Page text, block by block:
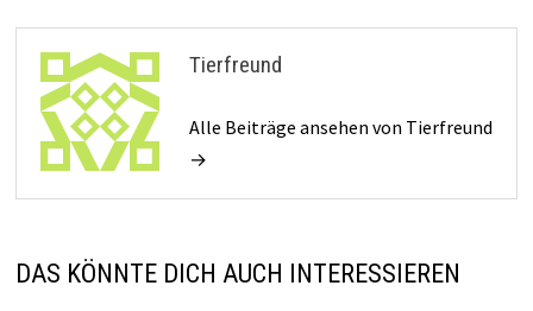
Tierfreund
Alle Beiträge ansehen von Tierfreund
→
DAS KÖNNTE DICH AUCH INTERESSIEREN